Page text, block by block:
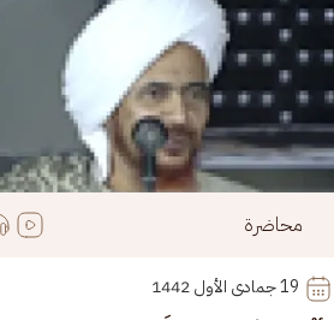
محاضرة
19